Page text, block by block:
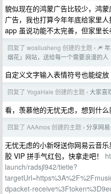
貌似现在的鸿蒙广告比较少，鸿
广告，我也打算今年年底给家里
app 虽说功能不太完善，但家里
回复了 wosilusheng 创建的主题 › 🎆
烟花」网站，送给每一个需要浪漫的人
自定义文字输入表情符号也能绽放
回复了 YogaHale 创建的主题 › 大家喜
看，羡慕他的无忧无虑，想到什么
回复了 AAAmos 创建的主题 › 分享网
无忧无虑的小新呀送你网易云音
胶 VIP 拼手气红包，快拿走吧！
launch/radsjl942/tietie?
dpacket-